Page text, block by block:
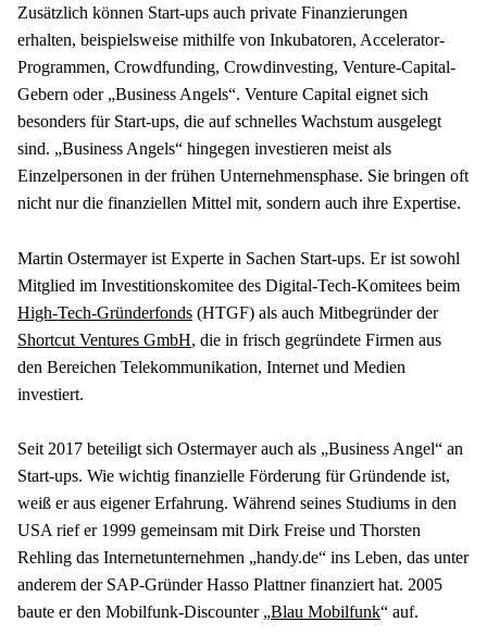
Zusätzlich können Start-ups auch private Finanzierungen
erhalten, beispielsweise mithilfe von Inkubatoren, Accelerator-
Programmen, Crowdfunding, Crowdinvesting, Venture-Capital-
Gebern oder „Business Angels“. Venture Capital eignet sich
besonders für Start-ups, die auf schnelles Wachstum ausgelegt
sind. „Business Angels“ hingegen investieren meist als
Einzelpersonen in der frühen Unternehmensphase. Sie bringen oft
nicht nur die finanziellen Mittel mit, sondern auch ihre Expertise.
Martin Ostermayer ist Experte in Sachen Start-ups. Er ist sowohl
High-Tech-Gründerfonds
(HTGF) als auch Mitbegründer der
Shortcut Ventures GmbH, die in frisch gegründete Firmen aus
den Bereichen Telekommunikation, Internet und Medien
investiert.
Seit 2017 beteiligt sich Ostermayer auch als „Business Angel“ an
Start-ups. Wie wichtig finanzielle Förderung für Gründende ist,
weiß er aus eigener Erfahrung. Während seines Studiums in den
USA rief er 1999 gemeinsam mit Dirk Freise und Thorsten
Rehling das Internetunternehmen „handy.de“ ins Leben, das unter
anderem der SAP-Gründer Hasso Plattner finanziert hat. 2005
baute er den Mobilfunk-Discounter „Blau Mobilfunk“ auf.